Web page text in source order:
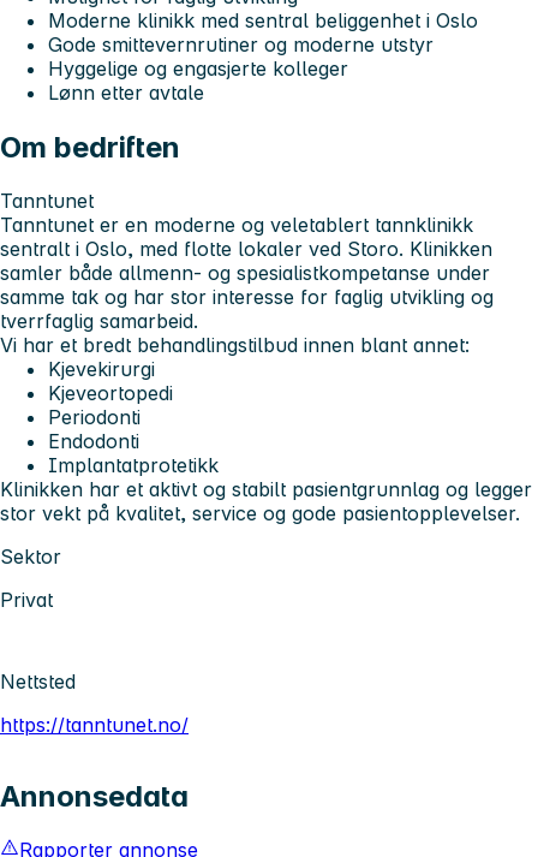
Moderne klinikk med sentral beliggenhet i Oslo
Gode smittevernrutiner og moderne utstyr
Hyggelige og engasjerte kolleger
Lønn etter avtale
Om bedriften
Tanntunet
Tanntunet er en moderne og veletablert tannklinikk
sentralt i Oslo, med flotte lokaler ved Storo. Klinikken
samler både allmenn- og spesialistkompetanse under
samme tak og har stor interesse for faglig utvikling og
tverrfaglig samarbeid.
Vi har et bredt behandlingstilbud innen blant annet:
Kjevekirurgi
Kjeveortopedi
Periodonti
Endodonti
Implantatprotetikk
Klinikken har et aktivt og stabilt pasientgrunnlag og legger
stor vekt på kvalitet, service og gode pasientopplevelser.
Sektor
Privat
Nettsted
https://tanntunet.no/
Annonsedata
Rapporter annonse